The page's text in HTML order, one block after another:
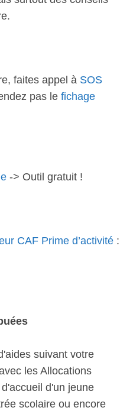
faites appel à SOS
pas le fichage
-> Outil gratuit !
CAF Prime d’activité :
suivant votre
les Allocations
d'un jeune
scolaire ou encore